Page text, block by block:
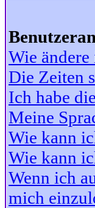
Wie
Die Zeiten
Ich habe
Meine
Wie kann
Wie kann
Wenn ich
mich